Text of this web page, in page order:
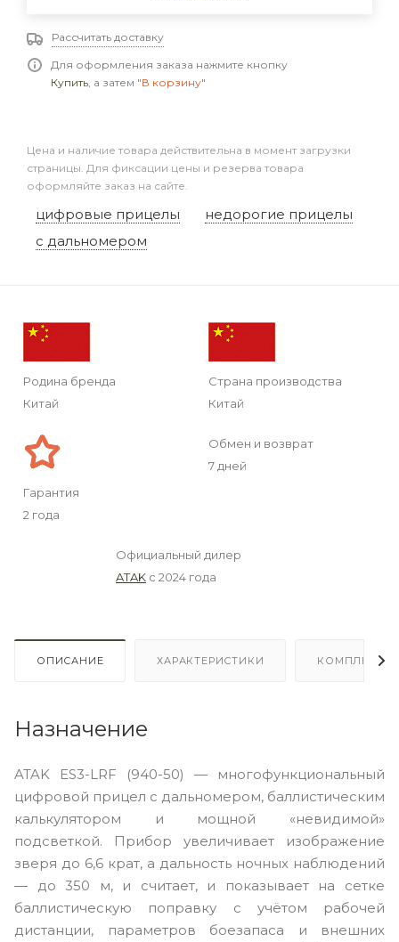
Рассчитать доставку
Для оформления заказа нажмите кнопку
Купить, а затем "В корзину"
Цена и наличие товара действительна в момент загрузки
страницы. Для фиксации цены и резерва товара
оформляйте заказ на сайте.
цифровые прицелы
недорогие прицелы
с дальномером
Родина бренда
Китай
Страна производства
Китай
Гарантия
2 года
Обмен и возврат
7 дней
Официальный дилер
ATAK с 2024 года
ОПИСАНИЕ ХАРАКТЕРИСТИКИ
Назначение
ATAK ES3-LRF (940-50) — многофункциональный
цифровой прицел с дальномером, баллистическим
калькулятором и мощной «невидимой»
подсветкой. Прибор увеличивает изображение
зверя до 6,6 крат, а дальность ночных наблюдений
— до 350 м, и считает, и показывает на сетке
баллистическую поправку с учётом рабочей
дистанции, параметров боезапаса и внешних